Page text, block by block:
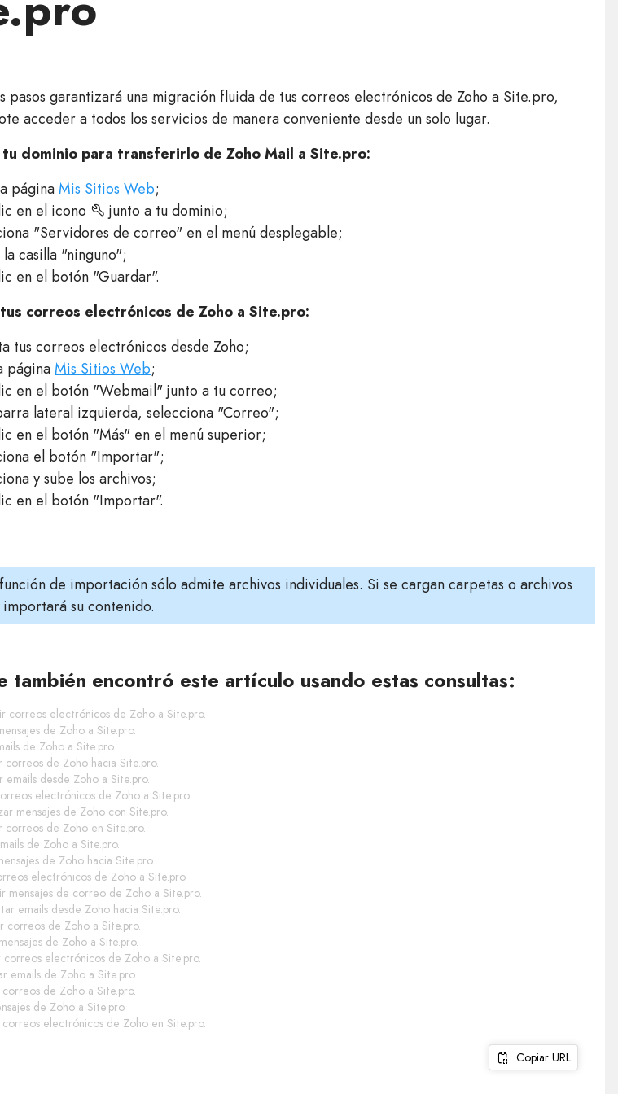
pasos garantizará una migración fluida de tus correos electrónicos de Zoho a Site.pro,
acceder a todos los servicios de manera conveniente desde un solo lugar.
dominio para transferirlo de Zoho Mail a Site.pro:
páginaMis Sitios Web;
en el icono
junto a tu dominio;
"Servidores de correo" en el menú desplegable;
casilla "ninguno";
en el botón "Guardar".
correos electrónicos de Zoho a Site.pro:
tus correos electrónicos desde Zoho;
páginaMis Sitios Web;
en el botón "Webmail" junto a tu correo;
lateral izquierda, selecciona "Correo";
en el botón "Más" en el menú superior;
el botón "Importar";
y sube los archivos;
en el botón "Importar".
de importación sólo admite archivos individuales. Si se cargan carpetas o archivos
importará su contenido.
también encontró este artículo usando estas consultas:
correos electrónicos de Zoho a Site.pro.
de Zoho a Site.pro.
de Zoho a Site.pro.
de Zoho hacia Site.pro.
emails desde Zoho a Site.pro.
electrónicos de Zoho a Site.pro.
mensajes de Zoho con Site.pro.
correos de Zoho en Site.pro.
de Zoho a Site.pro.
de Zoho hacia Site.pro.
electrónicos de Zoho a Site.pro.
mensajes de correo de Zoho a Site.pro.
emails desde Zoho hacia Site.pro.
correos de Zoho a Site.pro.
de Zoho a Site.pro.
electrónicos de Zoho a Site.pro.
emails de Zoho a Site.pro.
de Zoho a Site.pro.
de Zoho a Site.pro.
electrónicos de Zoho en Site.pro.
Copiar URL